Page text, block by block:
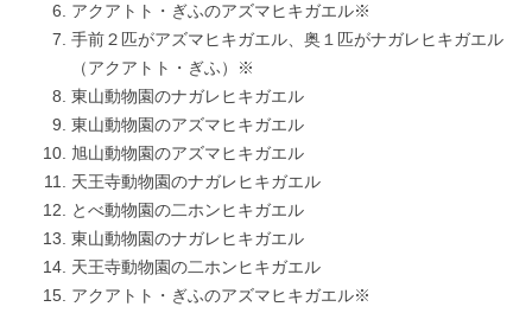
アクアトト・ぎふのアズマヒキガエル※
手前２匹がアズマヒキガエル、奥１匹がナガレヒキガエル
（アクアトト・ぎふ）※
東山動物園のナガレヒキガエル
東山動物園のアズマヒキガエル
旭山動物園のアズマヒキガエル
天王寺動物園のナガレヒキガエル
とべ動物園の二ホンヒキガエル
東山動物園のナガレヒキガエル
天王寺動物園の二ホンヒキガエル
アクアトト・ぎふのアズマヒキガエル※